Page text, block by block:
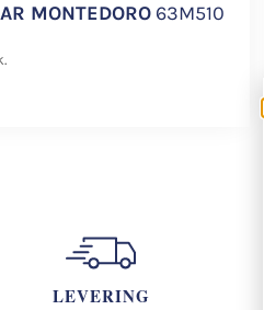
MONTEDORO 63M510
LEVERING